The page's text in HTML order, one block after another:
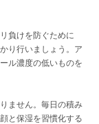
負けを防ぐために
り行いましょう。ア
ル濃度の低いものを
ません。毎日の積み
と保湿を習慣化する